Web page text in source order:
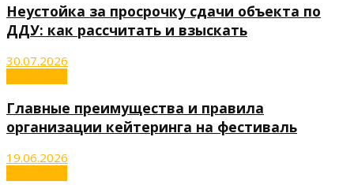
Неустойка за просрочку сдачи объекта по
ДДУ: как рассчитать и взыскать
30.07.2026
Главные преимущества и правила
организации кейтеринга на фестиваль
19.06.2026